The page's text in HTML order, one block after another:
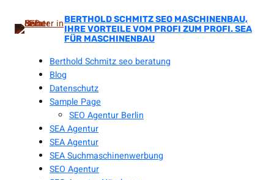
springen
BERTHOLD SCHMITZ SEO MASCHINENBAU,
IHRE VORTEILE VOM PROFI ZUM PROFI. SEA
FÜR MASCHINENBAU
Berthold Schmitz seo beratung
Blog
Datenschutz
Sample Page
SEO Agentur Berlin
SEA Agentur
SEA Agentur
SEA Suchmaschinenwerbung
SEO Agentur